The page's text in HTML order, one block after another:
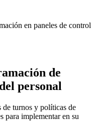
en paneles de control
de
personal
turnos y políticas de
para implementar en su